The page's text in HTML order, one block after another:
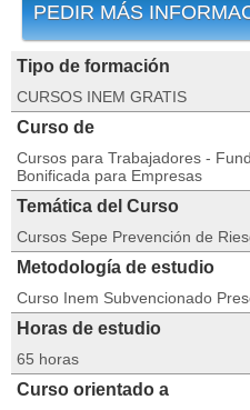
PEDIR MÁS
Tipo de formación
CURSOS INEM GRATIS
Curso de
Cursos para Trabajadores -
Bonificada para Empresas
Temática del Curso
Cursos Sepe Prevención de
Metodología de estudio
Curso Inem Subvencionado
Horas de estudio
65 horas
Curso orientado a